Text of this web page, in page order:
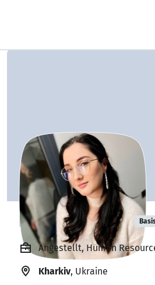
Karyna Platner
Angestellt, Human
Kharkiv, Ukraine